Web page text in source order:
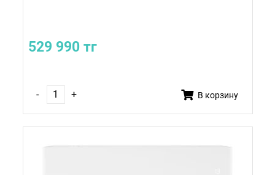
529 990 тг
- + В корзину